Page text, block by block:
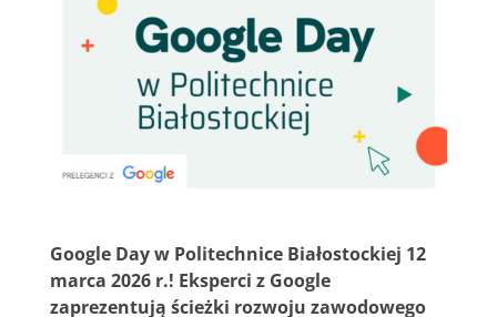
Google Day w Politechnice Białostockiej 12
marca 2026 r.! Eksperci z Google
zaprezentują ścieżki rozwoju zawodowego